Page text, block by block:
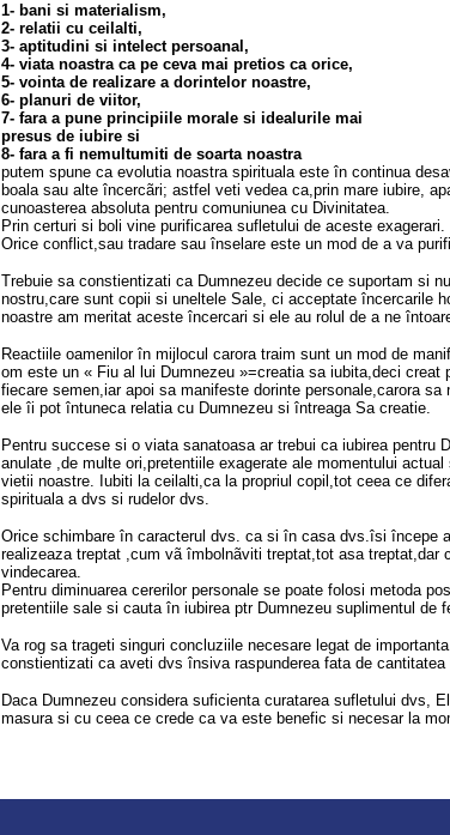
1- bani si materialism,
2- relatii cu ceilalti,
3- aptitudini si intelect persoanal,
4- viata noastra ca pe ceva mai pretios ca orice,
5- vointa de realizare a dorintelor noastre,
6- planuri de viitor,
7- fara a pune principiile morale si idealurile mai
presus de iubire si
8- fara a fi nemultumiti de soarta noastra
putem spune ca evolutia noastra spirituala este în continua
boala sau alte încercãri; astfel veti vedea ca,prin mare iubire,
cunoasterea absoluta pentru comuniunea cu Divinitatea.
Prin certuri si boli vine purificarea sufletului de aceste exagerari.
Orice conflict,sau tradare sau înselare este un mod de a va
Trebuie sa constientizati ca Dumnezeu decide ce suportam si
nostru,care sunt copii si uneltele Sale, ci acceptate încercarile
noastre am meritat aceste încercari si ele au rolul de a ne
Reactiile oamenilor în mijlocul carora traim sunt un mod de
om este un « Fiu al lui Dumnezeu »=creatia sa iubita,deci
fiecare semen,iar apoi sa manifeste dorinte personale,carora
ele îi pot întuneca relatia cu Dumnezeu si întreaga Sa creatie.
Pentru succese si o viata sanatoasa ar trebui ca iubirea pentru
anulate ,de multe ori,pretentiile exagerate ale momentului
vietii noastre. Iubiti la ceilalti,ca la propriul copil,tot ceea ce
spirituala a dvs si rudelor dvs.
Orice schimbare în caracterul dvs. ca si în casa dvs.îsi începe
realizeaza treptat ,cum vã îmbolnãviti treptat,tot asa treptat,dar
vindecarea.
Pentru diminuarea cererilor personale se poate folosi metoda
pretentiile sale si cauta în iubirea ptr Dumnezeu suplimentul de
Va rog sa trageti singuri concluziile necesare legat de
constientizati ca aveti dvs însiva raspunderea fata de cantitatea
Daca Dumnezeu considera suficienta curatarea sufletului dvs,
masura si cu ceea ce crede ca va este benefic si necesar la